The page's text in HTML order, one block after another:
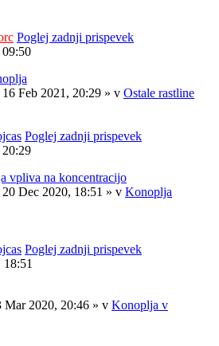
Poglej zadnji prispevek
16 Feb 2021, 20:29 » v Ostale rastline
Poglej zadnji prispevek
20:29
vpliva na koncentracijo
20 Dec 2020, 18:51 » v Konoplja
Poglej zadnji prispevek
Mar 2020, 20:46 » v Konoplja v